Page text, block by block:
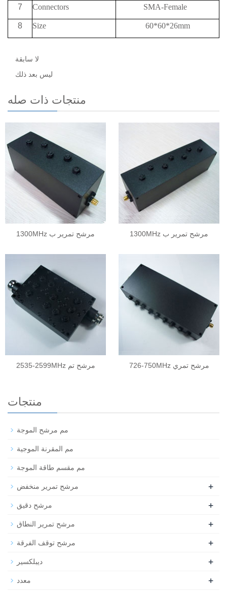
7 Connectors SMA-Female
8 Size 60*60*26mm
لا سابقة
ليس بعد ذلك
منتجات ذات صله
1300MHz مرشح تمرير ب 1300MHz مرشح تمرير ب
2535-2599MHz مرشح تم 726-750MHz مرشح تمري
منتجات
مم مرشح الموجة
مم المقرنة الموجية
مم مقسم طاقة الموجة
مرشح تمرير منخفض +
مرشح دقيق +
مرشح تمرير النطاق +
مرشح توقف الفرقة +
ديبلكسير +
معدد +